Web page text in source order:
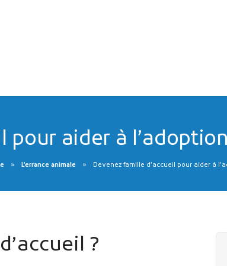
pour aider à
L’errance animale Devenez famille d’accueil pour aider à
?